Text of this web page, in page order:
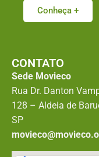
Conheça +
CONTATO
Sede Movieco
Rua Dr. Danton
128 – Aldeia de
SP